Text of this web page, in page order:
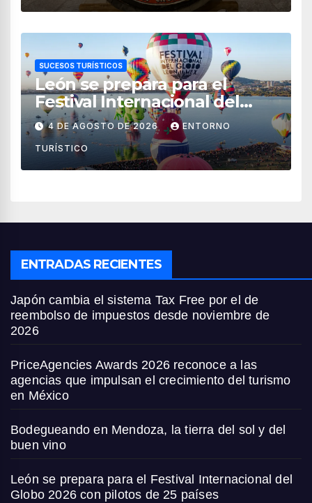
SUCESOS TURÍSTICOS
León se prepara para el
Festival Internacional del
Globo 2026 con pilotos de 25
países
4 DE AGOSTO DE 2026 ENTORNO
TURÍSTICO
ENTRADAS RECIENTES
Japón cambia el sistema Tax Free por el de
reembolso de impuestos desde noviembre de
2026
PriceAgencies Awards 2026 reconoce a las
agencias que impulsan el crecimiento del turismo
en México
Bodegueando en Mendoza, la tierra del sol y del
buen vino
León se prepara para el Festival Internacional del
Globo 2026 con pilotos de 25 países